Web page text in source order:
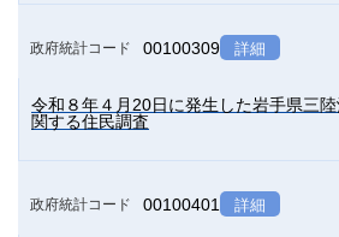
政府統計コード 00100309 詳細
令和８年４月20日に発生した岩手県三
関する住民調査
政府統計コード 00100401 詳細